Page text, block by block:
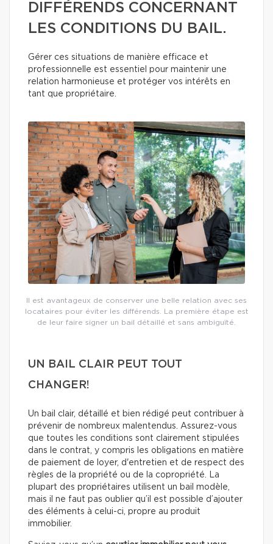
DIFFÉRENDS CONCERNANT
LES CONDITIONS DU BAIL.
Gérer ces situations de manière efficace et
professionnelle est essentiel pour maintenir une
relation harmonieuse et protéger vos intérêts en
tant que propriétaire.
Il est avantageux de conserver une belle relation avec ses
locataires pour éviter les différends. La première étape est
de leur faire signer un bail détaillé et sans ambiguïté.
UN BAIL CLAIR PEUT TOUT
CHANGER!
Un bail clair, détaillé et bien rédigé peut contribuer à
prévenir de nombreux malentendus. Assurez-vous
que toutes les conditions sont clairement stipulées
dans le contrat, y compris les obligations en matière
de paiement de loyer, d'entretien et de respect des
règles de la propriété ou de la copropriété. La
plupart des propriétaires utilisent un bail modèle,
mais il ne faut pas oublier qu’il est possible d’ajouter
des éléments à celui-ci, propre au produit
immobilier.